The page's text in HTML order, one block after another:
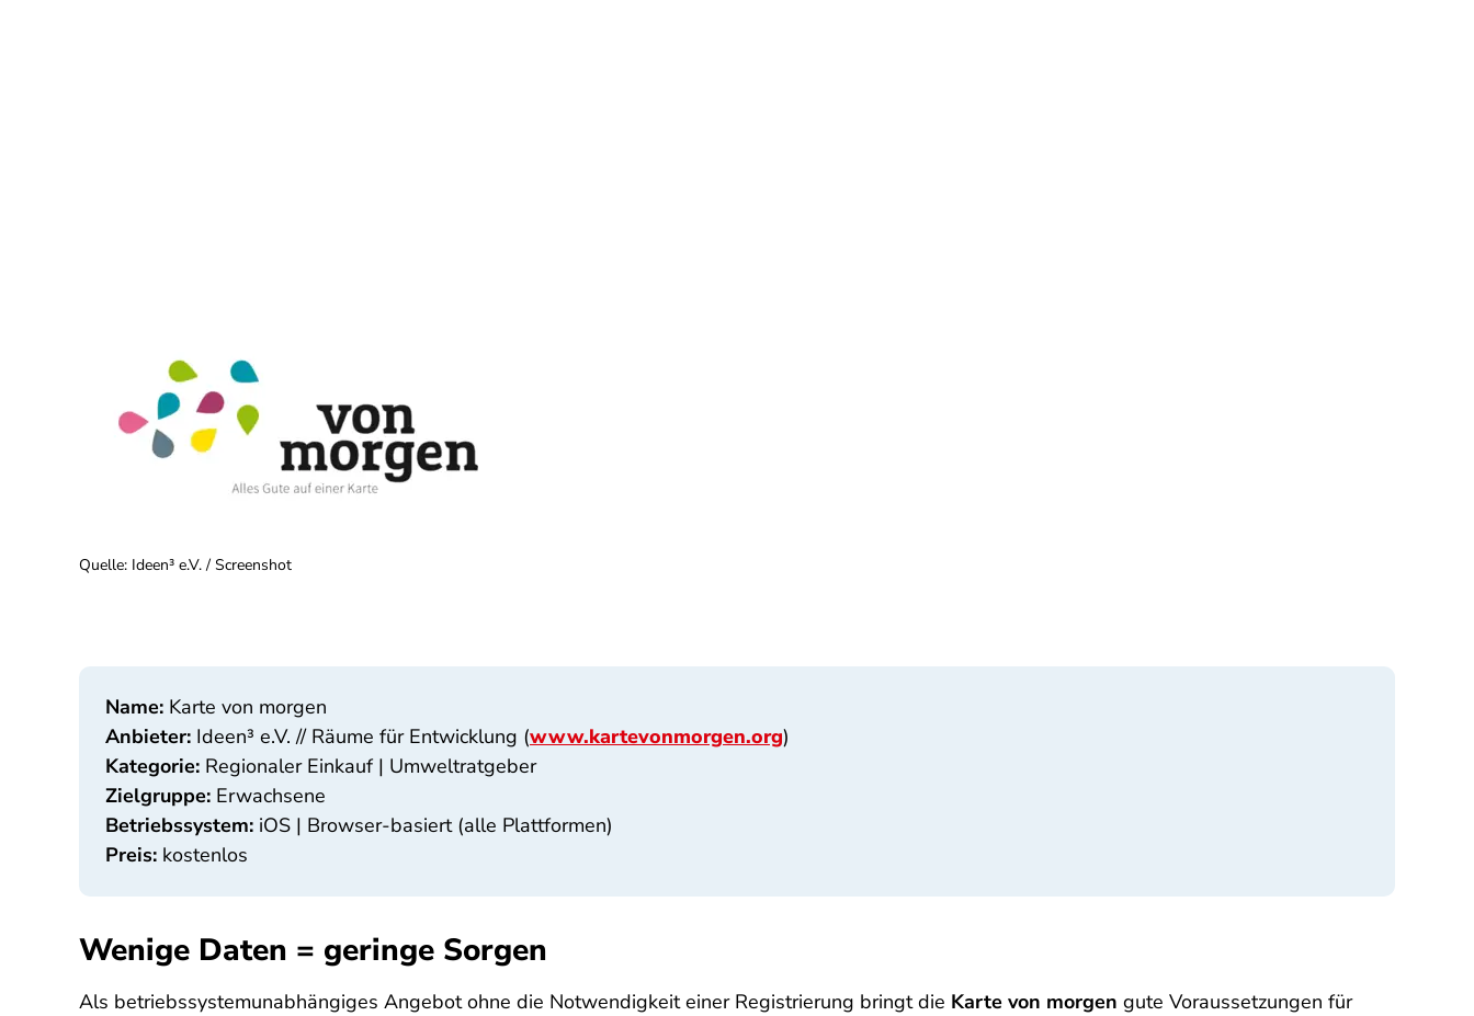
Quelle: Ideen³ e.V. / Screenshot
Name: Karte von morgen
Anbieter: Ideen³ e.V. // Räume für Entwicklung (www.kartevonmorgen.org)
Kategorie: Regionaler Einkauf | Umweltratgeber
Zielgruppe: Erwachsene
Betriebssystem: iOS | Browser-basiert (alle Plattformen)
Preis: kostenlos
Wenige Daten = geringe Sorgen
Als betriebssystemunabhängiges Angebot ohne die Notwendigkeit einer Registrierung bringt die Karte von morgen gute Voraussetzungen für